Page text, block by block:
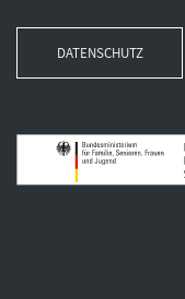
DATENSCHUTZ